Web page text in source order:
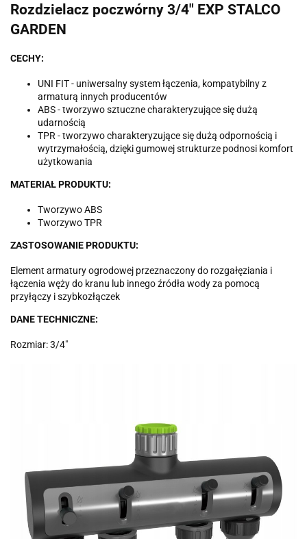
Rozdzielacz poczwórny 3/4" EXP STALCO
GARDEN
CECHY:
UNI FIT - uniwersalny system łączenia, kompatybilny z
armaturą innych producentów
ABS - tworzywo sztuczne charakteryzujące się dużą
udarnością
TPR - tworzywo charakteryzujące się dużą odpornością i
wytrzymałością, dzięki gumowej strukturze podnosi komfort
użytkowania
MATERIAŁ PRODUKTU:
Tworzywo ABS
Tworzywo TPR
ZASTOSOWANIE PRODUKTU:
Element armatury ogrodowej przeznaczony do rozgałęziania i
łączenia węży do kranu lub innego źródła wody za pomocą
przyłączy i szybkozłączek
DANE TECHNICZNE:
Rozmiar: 3/4"